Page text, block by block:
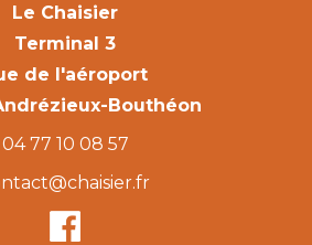
Le Chaisier
Terminal 3
de l'aéroport
Bouthéon
04 77 10 08 57